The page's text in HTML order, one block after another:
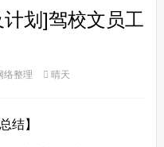
划]驾校文员工
络整理 晴天
结】